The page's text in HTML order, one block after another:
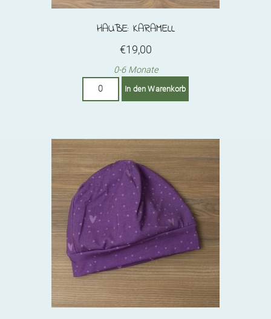
HAUBE: KARAMELL
€19,00
0-6 Monate
Haube:
In den Warenkorb